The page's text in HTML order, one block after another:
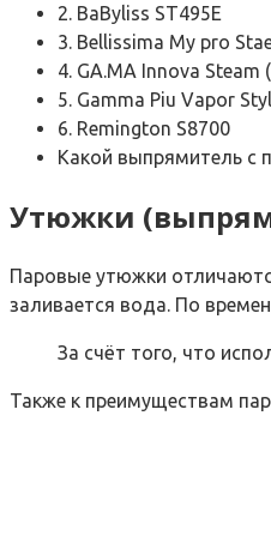
2. BaByliss ST495E
3. Bellissima My pro
4. GA.MA Innova Steam
5. Gamma Piu Vapor
6. Remington S8700
Какой выпрямитель с
Утюжки
Паровые утюжки
заливается вода. По
За счёт того, что
Также к преимуществам